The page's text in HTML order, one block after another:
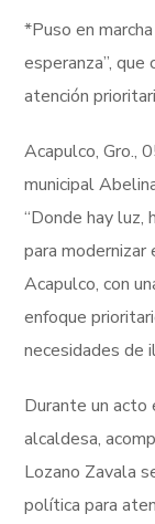
*Puso en
esperanza”,
atención
Acapulco, Gro.,
municipal
“Donde hay luz,
para
Acapulco, con
enfoque
necesidades de
Durante un acto
alcaldesa,
Lozano Zavala
política para